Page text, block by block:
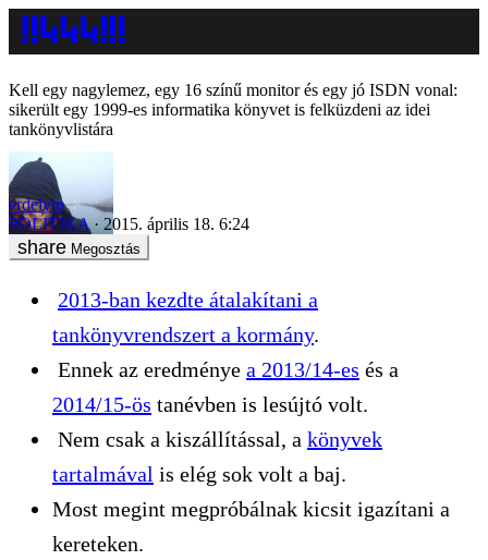
Kell egy nagylemez, egy 16 színű monitor és egy jó ISDN vonal:
sikerült egy 1999-es informatika könyvet is felküzdeni az idei
tankönyvlistára
erdelyip
POLITIKA
2015. április 18. 6:24
Megosztás
2013-ban kezdte átalakítani a
tankönyvrendszert a kormány.
Ennek az eredménye a 2013/14-es és a
2014/15-ös tanévben is lesújtó volt.
Nem csak a kiszállítással, a könyvek
tartalmával is elég sok volt a baj.
Most megint megpróbálnak kicsit igazítani a
kereteken.